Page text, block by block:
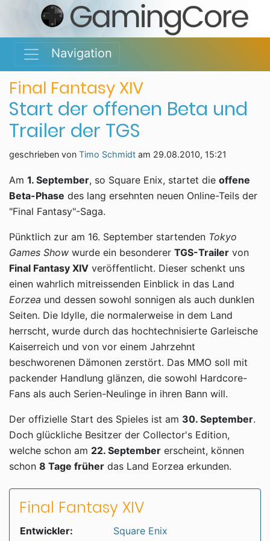
Navigation
Final Fantasy XIV
Start der offenen Beta und
Trailer der TGS
geschrieben von Timo Schmidt am 29.08.2010, 15:21
Am 1. September, so Square Enix, startet die offene
Beta-Phase des lang ersehnten neuen Online-Teils der
"Final Fantasy"-Saga.
Pünktlich zur am 16. September startenden Tokyo
Games Show wurde ein besonderer TGS-Trailer von
Final Fantasy XIV veröffentlicht. Dieser schenkt uns
einen wahrlich mitreissenden Einblick in das Land
Eorzea und dessen sowohl sonnigen als auch dunklen
Seiten. Die Idylle, die normalerweise in dem Land
herrscht, wurde durch das hochtechnisierte Garleische
Kaiserreich und von vor einem Jahrzehnt
beschworenen Dämonen zerstört. Das MMO soll mit
packender Handlung glänzen, die sowohl Hardcore-
Fans als auch Serien-Neulinge in ihren Bann will.
Der offizielle Start des Spieles ist am 30. September.
Doch glückliche Besitzer der Collector's Edition,
welche schon am 22. September erscheint, können
schon 8 Tage früher das Land Eorzea erkunden.
Final Fantasy XIV
Entwickler: Square Enix